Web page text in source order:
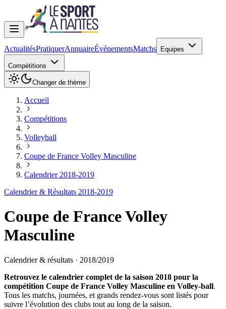
ActualitésPratiquerAnnuaireÉvénementsMatchs Equipes
Compétitions
Changer de thème
Accueil
Compétitions
Volleyball
Coupe de France Volley Masculine
Calendrier 2018-2019
Calendrier & Résultats 2018-2019
Coupe de France Volley
Masculine
Calendrier & résultats · 2018/2019
Retrouvez le calendrier complet de la saison 2018 pour la
compétition Coupe de France Volley Masculine en Volley-ball.
Tous les matchs, journées, et grands rendez-vous sont listés pour
suivre l’évolution des clubs tout au long de la saison.